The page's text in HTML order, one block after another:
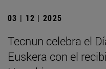
03 | 12 | 2025
Tecnun celebra el
Euskera con el